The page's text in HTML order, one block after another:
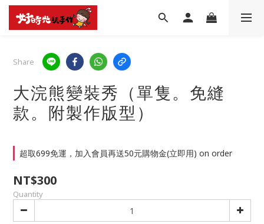
Share
大浣熊變裝秀（單隻。免縫
款。附製作版型）
超取699免運，加入會員再送50元購物金(立即用) on order
NT$300
Quantity